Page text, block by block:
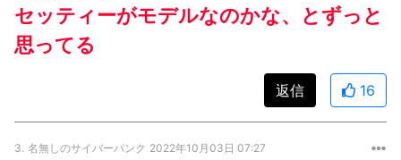
セッティーがモデルなのかな、とずっと
思ってる
返信 16
3. 名無しのサイバーパンク 2022年10月03日 07:27